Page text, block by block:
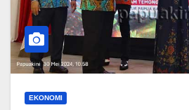
EKONOMI